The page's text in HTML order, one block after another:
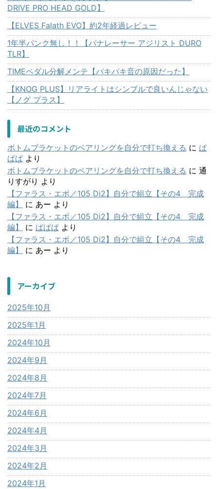
DRIVE PRO HEAD GOLD】
【ELVES Falath EVO】約2年経過レビュー
1年半パンク無し！！【パナレーサー アジリスト DURO
TLR】
TIMEペダル分解メンテ【パキパキ音の原因だった】
【KNOG PLUS】リアライトはシンプルで良いんじゃない
【ノグ プラス】
最近のコメント
ボトムブラケットのベアリングを自分で打ち換える に ぱ
ぱぱ より
ボトムブラケットのベアリングを自分で打ち換える に 通
りすがり より
【ファラス・エボ／105 Di2】自分で組立【その4 完成
編】
に あー より
【ファラス・エボ／105 Di2】自分で組立【その4 完成
編】
に ぱぱぱ より
【ファラス・エボ／105 Di2】自分で組立【その4 完成
編】
に あー より
アーカイブ
2025年10月
2025年1月
2024年10月
2024年9月
2024年8月
2024年7月
2024年6月
2024年4月
2024年3月
2024年2月
2024年1月